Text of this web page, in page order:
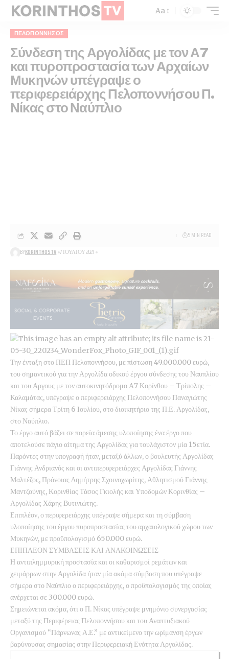
Aa
ΠΕΛΟΠΌΝΝΗΣΟΣ
Σύνδεση της Αργολίδας με τον Α7
και πυροπροστασία των Αρχαίων
Μυκηνών υπέγραψε ο
περιφερειάρχης Πελοποννήσου Π.
Νίκας στο Ναύπλιο
BYKORINTHOSTV 7 ΙΟΥΛΊΟΥ 2021
5 MIN READ
Την ένταξη στο ΠΕΠ Πελοποννήσου, με πίστωση 49.000.000 ευρώ,
του σημαντικού για την Αργολίδα οδικού έργου σύνδεσης του Ναυπλίου
και του Αργους με τον αυτοκινητόδρομο Α7 Κορίνθου – Τρίπολης –
Καλαμάτας, υπέγραψε ο περιφερειάρχης Πελοποννήσου Παναγιώτης
Νίκας σήμερα Τρίτη 6 Ιουλίου, στο διοικητήριο της Π.Ε. Αργολίδας,
στο Ναύπλιο.
Το έργο αυτό βάζει σε πορεία άμεσης υλοποίησης ένα έργο που
αποτελούσε πάγιο αίτημα της Αργολίδας για τουλάχιστον μία 15ετία.
Παρόντες στην υπογραφή ήταν, μεταξύ άλλων, ο βουλευτής Αργολίδας
Γιάννης Ανδριανός και οι αντιπεριφερειάρχες Αργολίδας Γιάννης
Μαλτέζος, Πρόνοιας Δημήτρης Σχοινοχωρίτης, Αθλητισμού Γιάννης
Μαντζούνης, Κορινθίας Τάσος Γκιολής και Υποδομών Κορινθίας –
Αργολίδας Χάρης Βυτινιώτης.
Επιπλέον, ο περιφερειάρχης υπέγραψε σήμερα και τη σύμβαση
υλοποίησης του έργου πυροπροστασίας του αρχαιολογικού χώρου των
Μυκηνών, με προϋπολογισμό 650.000 ευρώ.
ΕΠΙΠΛΕΟΝ ΣΥΜΒΑΣΕΙΣ ΚΑΙ ΑΝΑΚΟΙΝΩΣΕΙΣ
Η αντιπλημμυρική προστασία και οι καθαρισμοί ρεμάτων και
χειμάρρων στην Αργολίδα ήταν μία ακόμα σύμβαση που υπέγραψε
σήμερα στο Ναύπλιο ο περιφερειάρχης, ο προϋπολογισμός της οποίας
ανέρχεται σε 300.000 ευρώ.
Σημειώνεται ακόμα, ότι ο Π. Νίκας υπέγραψε μνημόνιο συνεργασίας
μεταξύ της Περιφέρειας Πελοποννήσου και του Αναπτυξιακού
Οργανισμού “Πάρνωνας Α.Ε.” με αντικείμενο την ωρίμανση έργων
βαρύνουσας σημασίας στην Περιφερειακή Ενότητα Αργολίδας.